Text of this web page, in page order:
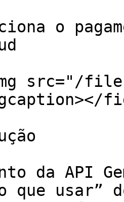
o
src="/
da API
que usar”